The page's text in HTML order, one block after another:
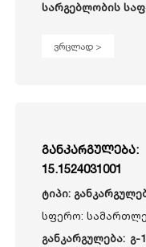
სარგებლობის
ვრცლად >
განკარგულება:
15.1524031001
ტიპი:
სფერო:
განკარგულება: გ-